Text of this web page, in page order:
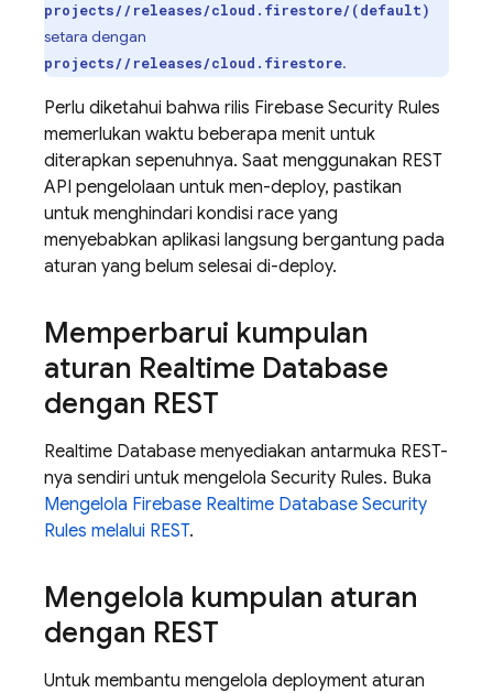
projects//releases/cloud.firestore/(default)
setara dengan
projects//releases/cloud.firestore.
Perlu diketahui bahwa rilis Firebase Security Rules
memerlukan waktu beberapa menit untuk
diterapkan sepenuhnya. Saat menggunakan REST
API pengelolaan untuk men-deploy, pastikan
untuk menghindari kondisi race yang
menyebabkan aplikasi langsung bergantung pada
aturan yang belum selesai di-deploy.
Memperbarui kumpulan
aturan Realtime Database
dengan REST
Realtime Database menyediakan antarmuka REST-
nya sendiri untuk mengelola Security Rules. Buka
Mengelola Firebase Realtime Database Security
Rules melalui REST.
Mengelola kumpulan aturan
dengan REST
Untuk membantu mengelola deployment aturan